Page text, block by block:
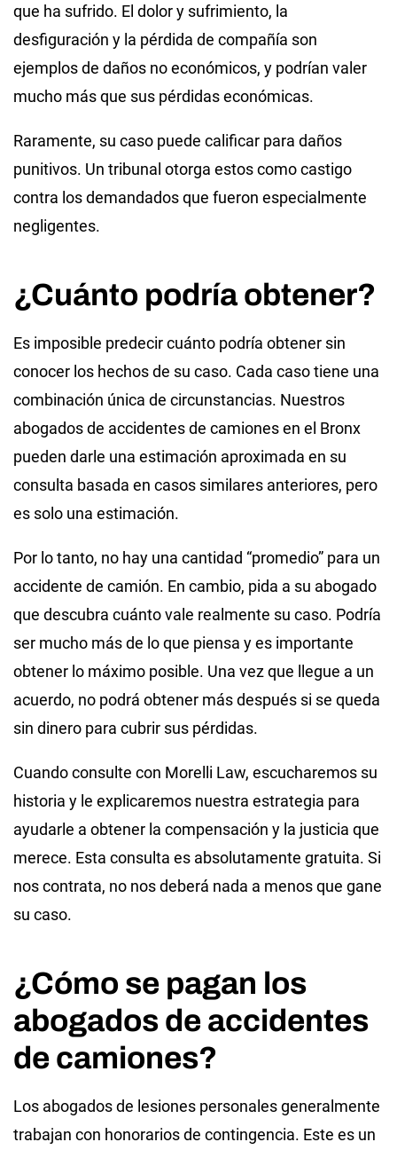
que ha sufrido. El dolor y sufrimiento, la
desfiguración y la pérdida de compañía son
ejemplos de daños no económicos, y podrían valer
mucho más que sus pérdidas económicas.
Raramente, su caso puede calificar para daños
punitivos. Un tribunal otorga estos como castigo
contra los demandados que fueron especialmente
negligentes.
¿Cuánto podría obtener?
Es imposible predecir cuánto podría obtener sin
conocer los hechos de su caso. Cada caso tiene una
combinación única de circunstancias. Nuestros
abogados de accidentes de camiones en el Bronx
pueden darle una estimación aproximada en su
consulta basada en casos similares anteriores, pero
es solo una estimación.
Por lo tanto, no hay una cantidad “promedio” para un
accidente de camión. En cambio, pida a su abogado
que descubra cuánto vale realmente su caso. Podría
ser mucho más de lo que piensa y es importante
obtener lo máximo posible. Una vez que llegue a un
acuerdo, no podrá obtener más después si se queda
sin dinero para cubrir sus pérdidas.
Cuando consulte con Morelli Law, escucharemos su
historia y le explicaremos nuestra estrategia para
ayudarle a obtener la compensación y la justicia que
merece. Esta consulta es absolutamente gratuita. Si
nos contrata, no nos deberá nada a menos que gane
su caso.
¿Cómo se pagan los
abogados de accidentes
de camiones?
Los abogados de lesiones personales generalmente
trabajan con honorarios de contingencia. Este es un